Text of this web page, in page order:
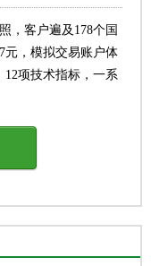
，客户遍及178个国
元，模拟交易账户体
项技术指标，一系